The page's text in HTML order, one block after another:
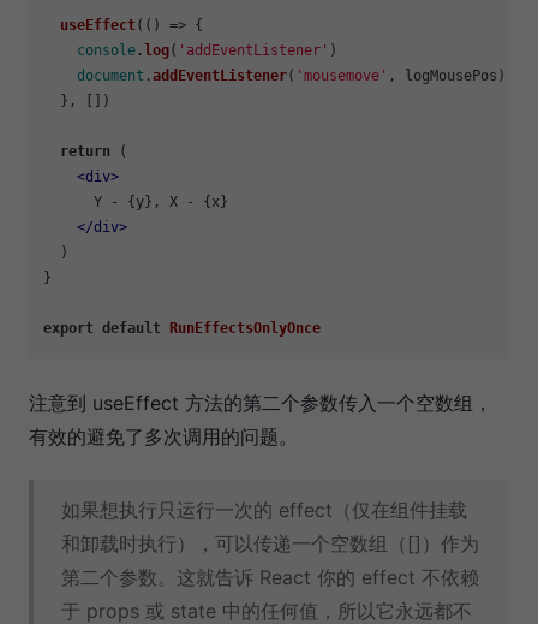
useEffect( () => {
console .log( 'addEventListener' )
document .addEventListener( 'mousemove' , logMousePos)
  }, [])
return (
<div>
      Y - {y}, X - {x}
</div>
  )
}
export default RunEffectsOnlyOnce
注意到 useEffect 方法的第二个参数传入一个空数组，
有效的避免了多次调用的问题。
如果想执行只运行一次的 effect（仅在组件挂载
和卸载时执行），可以传递一个空数组（[]）作为
第二个参数。这就告诉 React 你的 effect 不依赖
于 props 或 state 中的任何值，所以它永远都不